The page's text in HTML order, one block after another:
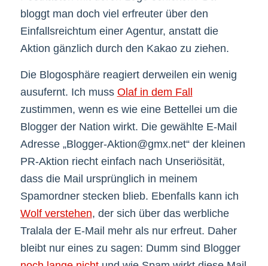
bloggt man doch viel erfreuter über den
Einfallsreichtum einer Agentur, anstatt die
Aktion gänzlich durch den Kakao zu ziehen.
Die Blogosphäre reagiert derweilen ein wenig
ausufernt. Ich muss Olaf in dem Fall
zustimmen, wenn es wie eine Bettellei um die
Blogger der Nation wirkt. Die gewählte E-Mail
Adresse „Blogger-Aktion@gmx.net“ der kleinen
PR-Aktion riecht einfach nach Unseriösität,
dass die Mail ursprünglich in meinem
Spamordner stecken blieb. Ebenfalls kann ich
Wolf verstehen, der sich über das werbliche
Tralala der E-Mail mehr als nur erfreut. Daher
bleibt nur eines zu sagen: Dumm sind Blogger